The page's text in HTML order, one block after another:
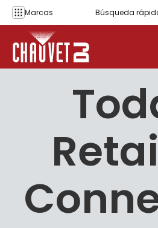
Saltar al contenido
Marcas Búsqueda